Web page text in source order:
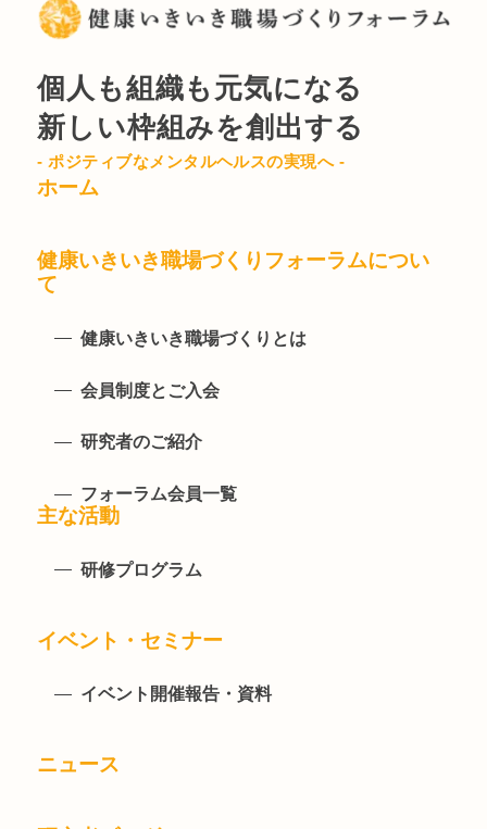
個人も組織も元気になる
新しい枠組みを創出する
- ポジティブなメンタルヘルスの実現へ -
ホーム
健康いきいき職場づくりフォーラムについ
て
健康いきいき職場づくりとは
会員制度とご入会
研究者のご紹介
フォーラム会員一覧
主な活動
研修プログラム
イベント・セミナー
イベント開催報告・資料
ニュース